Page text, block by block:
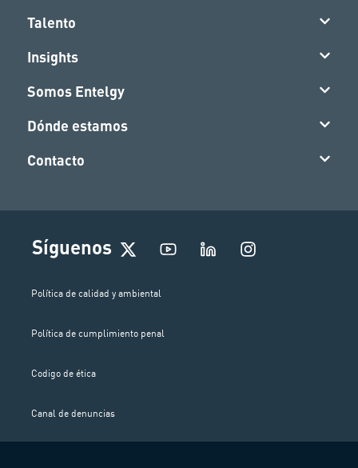
Talento
Insights
Somos Entelgy
Dónde estamos
Contacto
Síguenos
I
n
Política de calidad y ambiental
Política de cumplimiento penal
Codigo de ética
Canal de denuncias